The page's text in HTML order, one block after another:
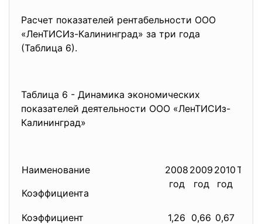
Расчет показателей рентабельности ООО
«ЛенТИСИз-Калининград» за три года
(Таблица 6).
Таблица 6 - Динамика экономических
показателей деятельности ООО «ЛенТИСИз-
Калининград»
Наименование
Коэффициента
2008
год
2009
год
2010
год
Темп
Коэффициент
1,26 0,66 0,67